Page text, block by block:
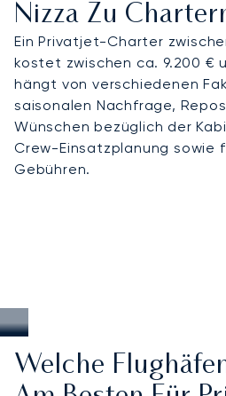
Nizza Zu
Ein Privatjet-Charter
kostet zwischen ca. 9.200 €
hängt von verschiedenen
saisonalen Nachfrage,
Wünschen bezüglich der
Crew-Einsatzplanung sowie
Gebühren.
Welche